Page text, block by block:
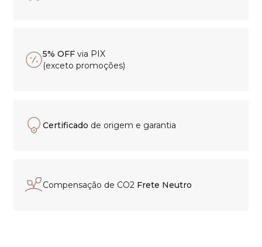
5% OFF via PIX
(exceto promoções)
Certificado de origem e garantia
Compensação de CO2 Frete Neutro